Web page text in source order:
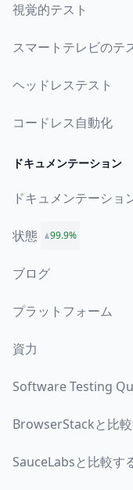
視覚的テスト
スマートテレビのテ
ヘッドレステスト
コードレス自動化
ドキュメンテーション
ドキュメンテーショ
状態 99.9%
ブログ
プラットフォーム
資力
Software Testing
BrowserStackと比
SauceLabsと比較す